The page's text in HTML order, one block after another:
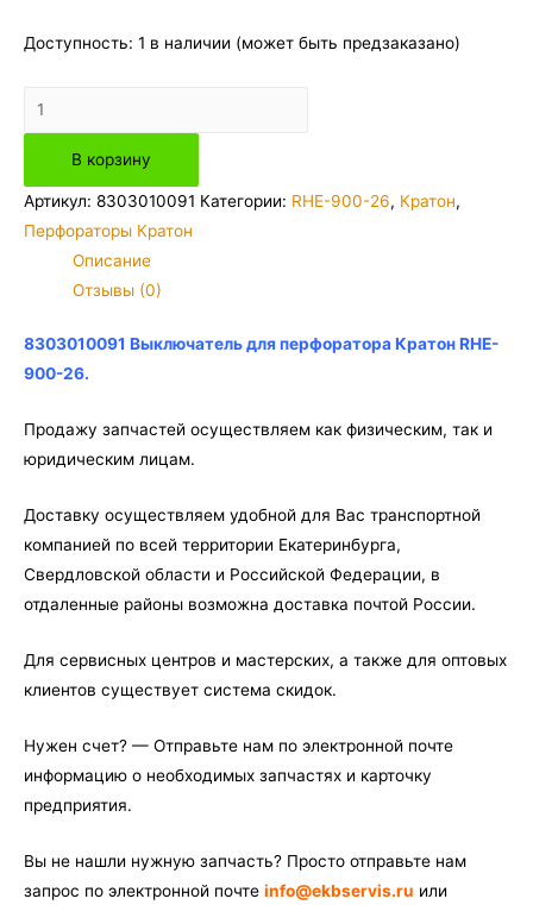
Доступность: 1 в наличии (может быть предзаказано)
Количество
товара
8303010091
Выключатель
900-
26
В корзину
Артикул: 8303010091 Категории: RHE-900-26, Кратон,
Перфораторы Кратон
Описание
Отзывы (0)
8303010091 Выключатель для перфоратора Кратон RHE-
900-26.
Продажу запчастей осуществляем как физическим, так и
юридическим лицам.
Доставку осуществляем удобной для Вас транспортной
компанией по всей территории Екатеринбурга,
Свердловской области и Российской Федерации, в
отдаленные районы возможна доставка почтой России.
Для сервисных центров и мастерских, а также для оптовых
клиентов существует система скидок.
Нужен счет? — Отправьте нам по электронной почте
информацию о необходимых запчастях и карточку
предприятия.
Вы не нашли нужную запчасть? Просто отправьте нам
запрос по электронной почте info@ekbservis.ru или